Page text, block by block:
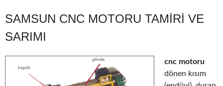
SAMSUN CNC MOTORU TAMIRI VE
SARIMI
cnc motoru
dönen kısım